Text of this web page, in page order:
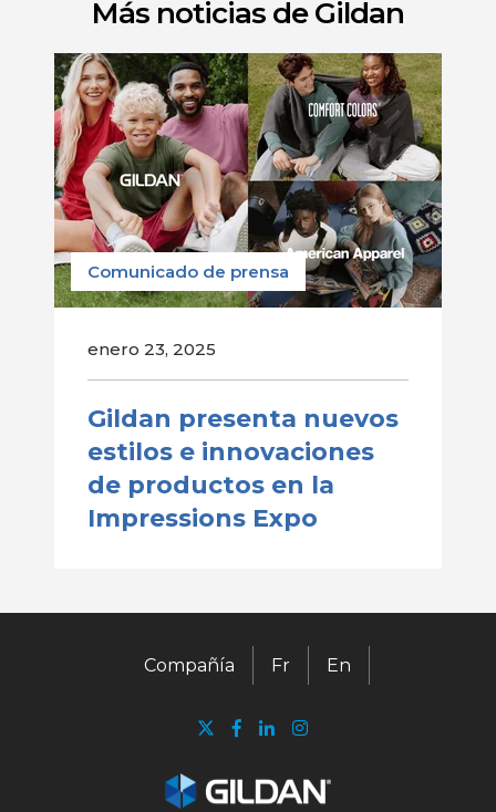
Más noticias de Gildan
Comunicado de prensa
enero 23, 2025
Gildan presenta nuevos
estilos e innovaciones
de productos en la
Impressions Expo
Compañía Fr En